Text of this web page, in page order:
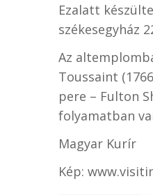
Ezalatt
székesegyház
Az
Toussaint
pere – Fulton
folyamatban
Magyar Kurír
Kép: